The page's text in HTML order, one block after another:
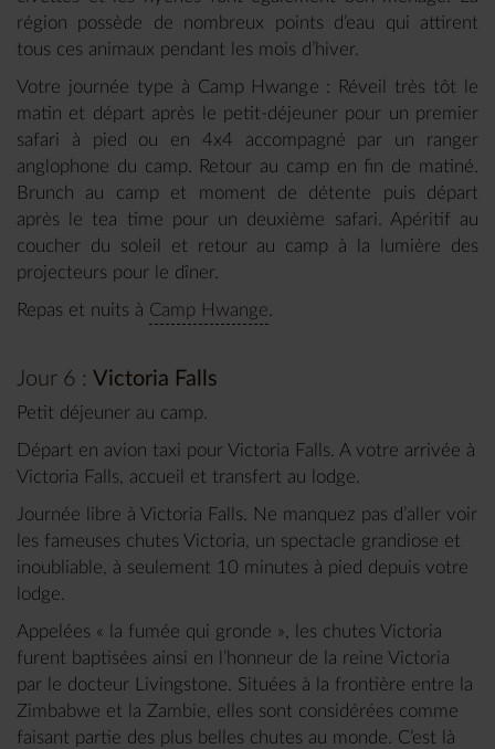
région possède de nombreux points d’eau qui attirent
tous ces animaux pendant les mois d’hiver.
Votre journée type à Camp Hwange : Réveil très tôt le
matin et départ après le petit-déjeuner pour un premier
safari à pied ou en 4x4 accompagné par un ranger
anglophone du camp. Retour au camp en fin de matiné.
Brunch au camp et moment de détente puis départ
après le tea time pour un deuxième safari. Apéritif au
coucher du soleil et retour au camp à la lumière des
projecteurs pour le dîner.
Repas et nuits à Camp Hwange
Jour 6 : Victoria Falls
Petit déjeuner au camp.
Départ en avion taxi pour Victoria Falls. A votre arrivée à
Victoria Falls, accueil et transfert au lodge.
Journée libre à Victoria Falls. Ne manquez pas d’aller voir
les fameuses chutes Victoria, un spectacle grandiose et
inoubliable, à seulement 10 minutes à pied depuis votre
lodge.
Appelées « la fumée qui gronde », les chutes Victoria
furent baptisées ainsi en l’honneur de la reine Victoria
par le docteur Livingstone. Situées à la frontière entre la
Zimbabwe et la Zambie, elles sont considérées comme
faisant partie des plus belles chutes au monde. C’est là